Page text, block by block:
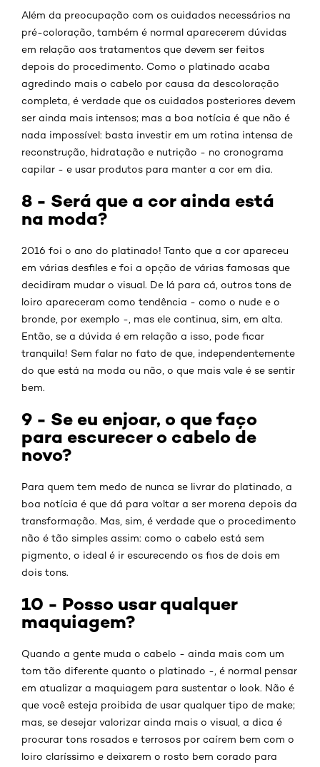
Além da preocupação com os cuidados necessários na
pré-coloração, também é normal aparecerem dúvidas
em relação aos tratamentos que devem ser feitos
depois do procedimento. Como o platinado acaba
agredindo mais o cabelo por causa da descoloração
completa, é verdade que os cuidados posteriores devem
ser ainda mais intensos; mas a boa notícia é que não é
nada impossível: basta investir em um rotina intensa de
reconstrução, hidratação e nutrição - no cronograma
capilar - e usar produtos para manter a cor em dia.
8 - Será que a cor ainda está
na moda?
2016 foi o ano do platinado! Tanto que a cor apareceu
em várias desfiles e foi a opção de várias famosas que
decidiram mudar o visual. De lá para cá, outros tons de
loiro apareceram como tendência - como o nude e o
bronde, por exemplo -, mas ele continua, sim, em alta.
Então, se a dúvida é em relação a isso, pode ficar
tranquila! Sem falar no fato de que, independentemente
do que está na moda ou não, o que mais vale é se sentir
bem.
9 - Se eu enjoar, o que faço
para escurecer o cabelo de
novo?
Para quem tem medo de nunca se livrar do platinado, a
boa notícia é que dá para voltar a ser morena depois da
transformação. Mas, sim, é verdade que o procedimento
não é tão simples assim: como o cabelo está sem
pigmento, o ideal é ir escurecendo os fios de dois em
dois tons.
10 - Posso usar qualquer
maquiagem?
Quando a gente muda o cabelo - ainda mais com um
tom tão diferente quanto o platinado -, é normal pensar
em atualizar a maquiagem para sustentar o look. Não é
que você esteja proibida de usar qualquer tipo de make;
mas, se desejar valorizar ainda mais o visual, a dica é
procurar tons rosados e terrosos por caírem bem com o
loiro claríssimo e deixarem o rosto bem corado para